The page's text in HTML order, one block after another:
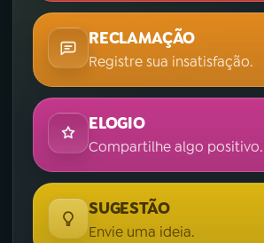
RECLAMAÇÃO
Registre sua insatisfação.
ELOGIO
Compartilhe algo positivo.
SUGESTÃO
Envie uma ideia.